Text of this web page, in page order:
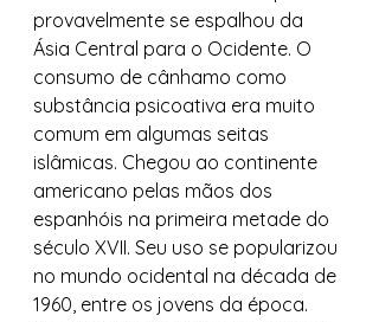
provavelmente se espalhou da
Ásia Central para o Ocidente. O
consumo de cânhamo como
substância psicoativa era muito
comum em algumas seitas
islâmicas. Chegou ao continente
americano pelas mãos dos
espanhóis na primeira metade do
século XVII. Seu uso se popularizou
no mundo ocidental na década de
1960, entre os jovens da época.